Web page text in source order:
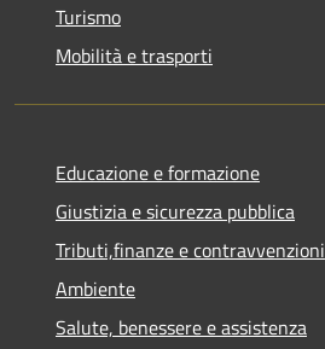
Turismo
Mobilità e trasporti
Educazione e formazione
Giustizia e sicurezza pubblica
Tributi,finanze e contravvenzioni
Ambiente
Salute, benessere e assistenza